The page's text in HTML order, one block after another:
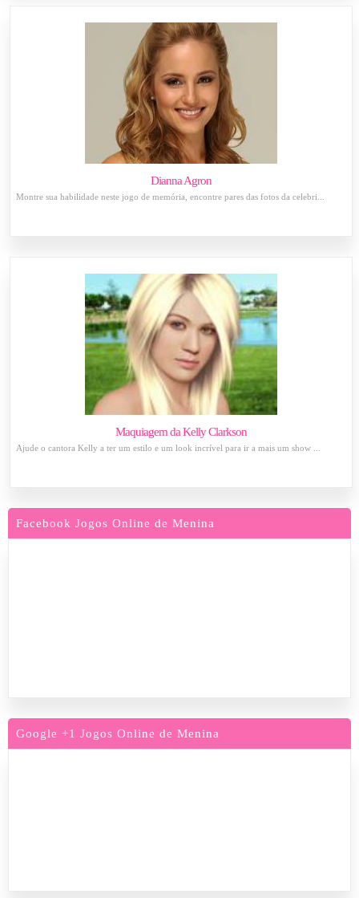
Dianna Agron
Montre sua habilidade neste jogo de memória, encontre pares das fotos da celebri...
Maquiagem da Kelly Clarkson
Ajude o cantora Kelly a ter um estilo e um look incrível para ir a mais um show ...
Facebook Jogos Online de Menina
Google +1 Jogos Online de Menina